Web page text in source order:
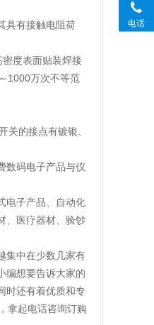
具有接触电阻荷
度表面贴装焊接
1000万次不等范
关的接点有镀银、
数码电子产品与仪
电子产品、自动化
、医疗器材、验钞
集中在少数几家有
编想要告诉大家的
时还有着优质和专
拿起电话咨询订购
电话